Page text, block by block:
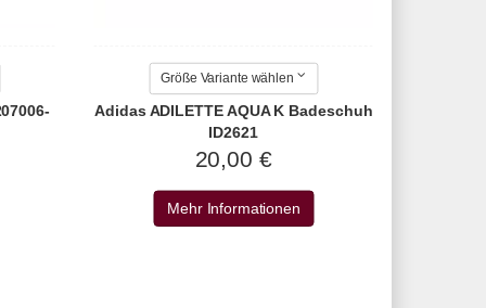
Größe Variante wählen
Adidas ADILETTE AQUA K Badeschuh
ID2621
20,00 €
Mehr Informationen